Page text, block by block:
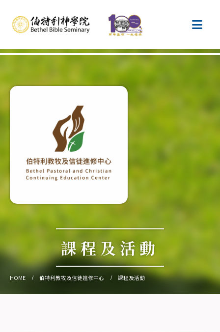
課程及活動
HOME 伯特利教牧及信徒進修中心 課程及活動